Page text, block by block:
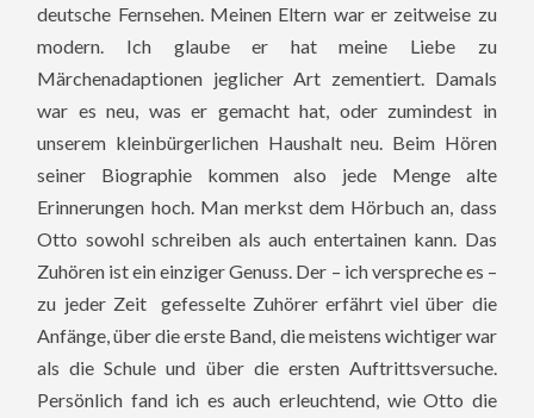
deutsche Fernsehen. Meinen Eltern war er zeitweise zu
modern. Ich glaube er hat meine Liebe zu
Märchenadaptionen jeglicher Art zementiert. Damals
war es neu, was er gemacht hat, oder zumindest in
unserem kleinbürgerlichen Haushalt neu. Beim Hören
seiner Biographie kommen also jede Menge alte
Erinnerungen hoch. Man merkst dem Hörbuch an, dass
Otto sowohl schreiben als auch entertainen kann. Das
Zuhören ist ein einziger Genuss. Der – ich verspreche es –
zu jeder Zeit gefesselte Zuhörer erfährt viel über die
Anfänge, über die erste Band, die meistens wichtiger war
als die Schule und über die ersten Auftrittsversuche.
Persönlich fand ich es auch erleuchtend, wie Otto die